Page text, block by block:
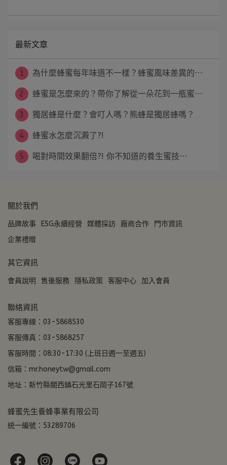
最新文章
1 為什麼蜂蜜每年味道不一樣？蜂蜜風味差異的⋯
2 蜂蜜是怎麼來的？帶你了解從一朵花到一瓶蜜⋯
3 獨居蜂是什麼？會叮人嗎？熊蜂是獨居蜂嗎？
4 蜂蜜水怎麼沉澱了?!
5 喝對時間效果翻倍?! 你不知道的養生蜜技⋯
關於我們
品牌故事 ESG永續經營 媒體採訪 廠商合作
門市資訊
企業禮贈
其它資訊
會員說明 售後服務 隱私政策 客服中心 加入會員
聯絡資訊
客服專線：03-5868530
客服傳真：03-5868257
客服時間：08:30-17:30 (上班日週一至週五)
信箱：mr.honeytw@gmail.com
地址：新竹縣關西鎮石光里石岡子167號
蜂蜜先生養蜂事業有限公司
統一編號：53289706